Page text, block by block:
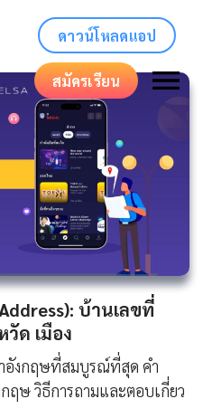
ดาวน์โหลดแอป
สมัครเรียน
บ้านเลขที่
ด เมือง
อังกฤษที่สมบูรณ์ที่สุด คำ
ษ วิธีการถามและตอบเกี่ยว